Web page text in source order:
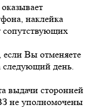
наклейка
сопутствующих
если Вы отменяете
следующий день.
выдачи сторонней
не уполномочены